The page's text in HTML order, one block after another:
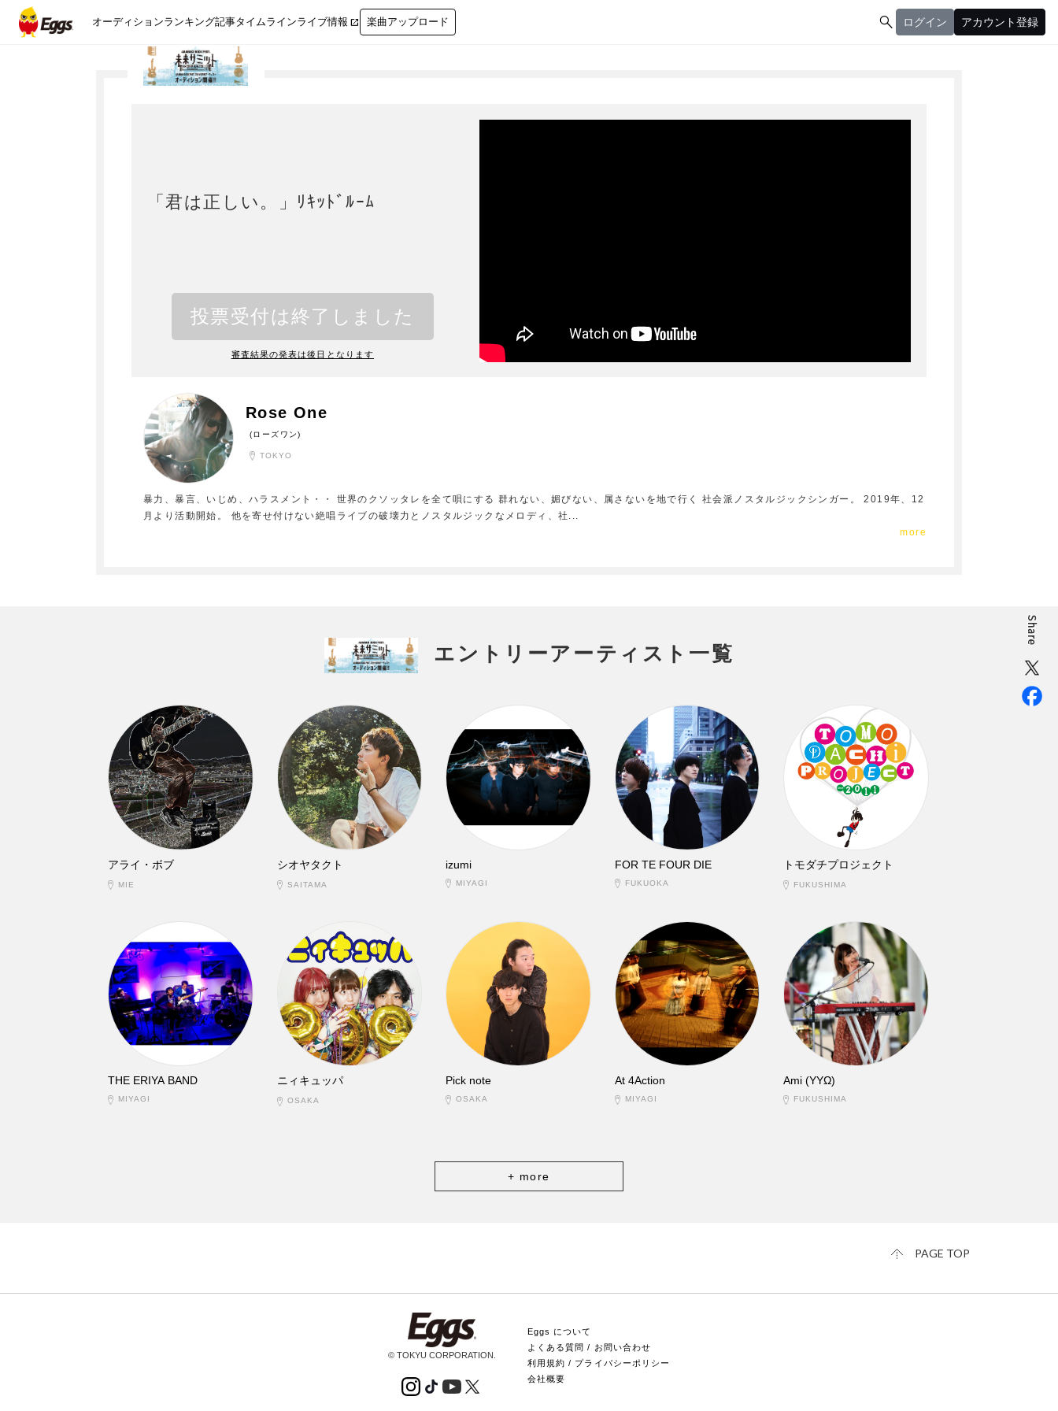
オーディションランキング記事タイムラインライブ情報  楽曲アップロード  ログイン アカウント登録
「君は正しい。」ﾘｷｯﾄﾞﾙｰﾑ
投票受付は終了しました
審査結果の発表は後日となります
Rose One
(ローズワン)
TOKYO
暴力、暴言、いじめ、ハラスメント・・ 世界のクソッタレを全て唄にする 群れない、媚びない、属さないを地で行く 社会派ノスタルジックシンガー。 2019年、12
月より活動開始。 他を寄せ付けない絶唱ライブの破壊力とノスタルジックなメロディ、社 ...
more
エントリーアーティスト一覧
アライ・ボブ
MIE
シオヤタクト
SAITAMA
izumi
MIYAGI
FOR TE FOUR DIE
FUKUOKA
トモダチプロジェクト
FUKUSHIMA
THE ERIYA BAND
MIYAGI
ニィキュッパ
OSAKA
Pick note
OSAKA
At 4Action
MIYAGI
Ami (YYΩ)
FUKUSHIMA
+ more
PAGE TOP
© TOKYU CORPORATION.
Eggs について
よくある質問 / お問い合わせ
利用規約 / プライバシーポリシー
会社概要